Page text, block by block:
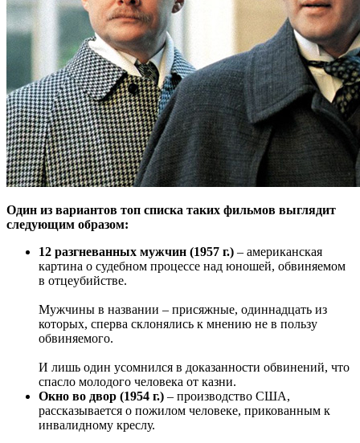
Один из вариантов топ списка таких фильмов выглядит
следующим образом:
12 разгневанных мужчин (1957 г.) – американская
картина о судебном процессе над юношей, обвиняемом
в отцеубийстве.
Мужчины в названии – присяжные, одиннадцать из
которых, сперва склонялись к мнению не в пользу
обвиняемого.
И лишь один усомнился в доказанности обвинений, что
спасло молодого человека от казни.
Окно во двор (1954 г.) – производство США,
рассказывается о пожилом человеке, прикованным к
инвалидному креслу.